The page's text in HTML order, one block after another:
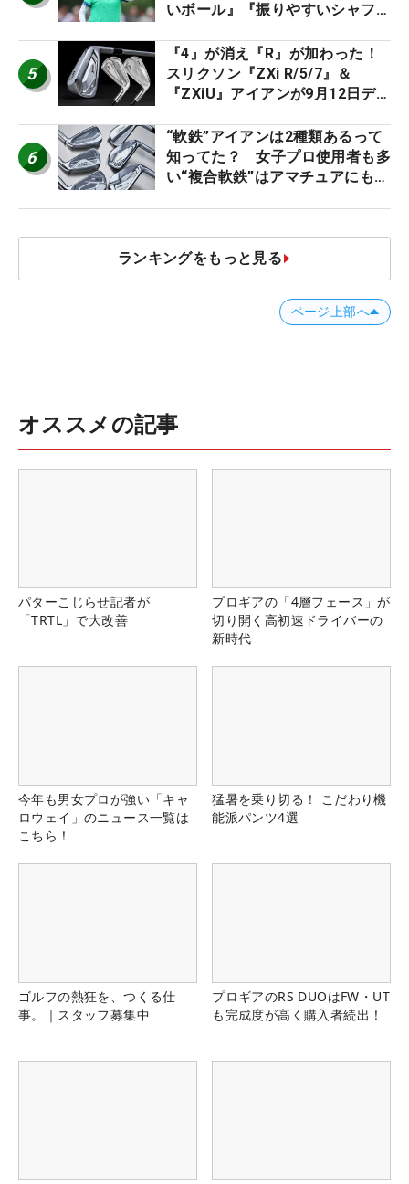
いボール』『振りやすいシャフ
ー』 #女子プロセッティング
5
『4』が消え『R』が加わった！
スリクソン『ZXi R/5/7』＆
『ZXiU』アイアンが9月12日デ
6
“軟鉄”アイアンは2種類あるって
知ってた？ 女子プロ使用者も多
い“複合軟鉄”はアマチュアにもオ
ランキングをもっと見る
ページ上部へ
オススメの記事
パターこじらせ記者が
「TRTL」で大改善
プロギアの「4層フェース」が
切り開く高初速ドライバーの
新時代
今年も男女プロが強い「キャ
ロウェイ」のニュース一覧は
こちら！
猛暑を乗り切る！ こだわり機
能派パンツ4選
ゴルフの熱狂を、つくる仕
事。｜スタッフ募集中
プロギアのRS DUOはFW・UT
も完成度が高く購入者続出！